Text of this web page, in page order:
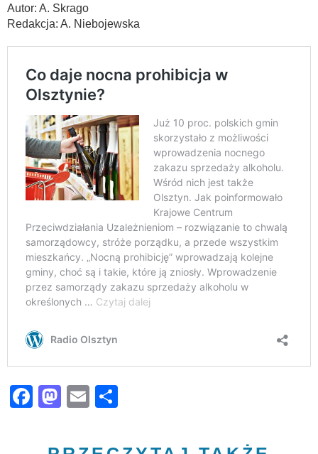
Autor: A. Skrago
Redakcja: A. Niebojewska
Facebook
Mastodon
Email